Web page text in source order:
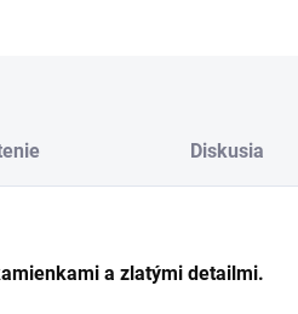
Diskusia
a zlatými detailmi.